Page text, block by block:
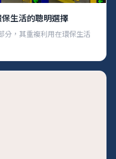
生活的聰明選擇
分，其重複利用在環保生活